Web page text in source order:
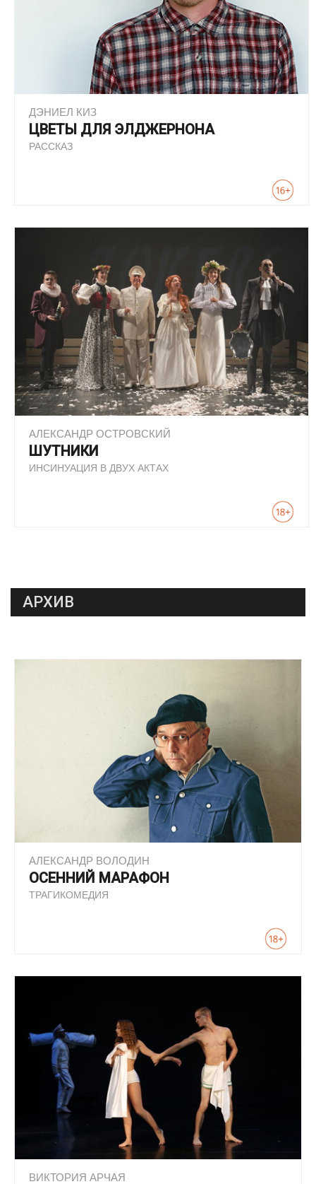
ДЭНИЕЛ КИЗ
ЦВЕТЫ ДЛЯ ЭЛДЖЕРНОНА
РАССКАЗ
АЛЕКСАНДР ОСТРОВСКИЙ
ШУТНИКИ
ИНСИНУАЦИЯ В ДВУХ АКТАХ
АРХИВ
АЛЕКСАНДР ВОЛОДИН
ОСЕННИЙ МАРАФОН
ТРАГИКОМЕДИЯ
ВИКТОРИЯ АРЧАЯ